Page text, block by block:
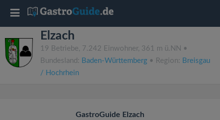
Elzach
19 Betriebe, 7.242 Einwohner, 361 m ü.NN •
Bundesland: Baden-Württemberg • Region: Breisgau
/ Hochrhein
GastroGuide Elzach
T
o